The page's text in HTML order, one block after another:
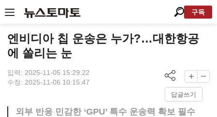
구독
엔비디아 칩 운송은 누가?…대한항공
에 쏠리는 눈
입력: 2025-11-05 15:29:22
수정: 2025-11-06 10:15:47
답글쓰기
외부 반응 민감한 ‘GPU’ 특수 운송력 확보 필수